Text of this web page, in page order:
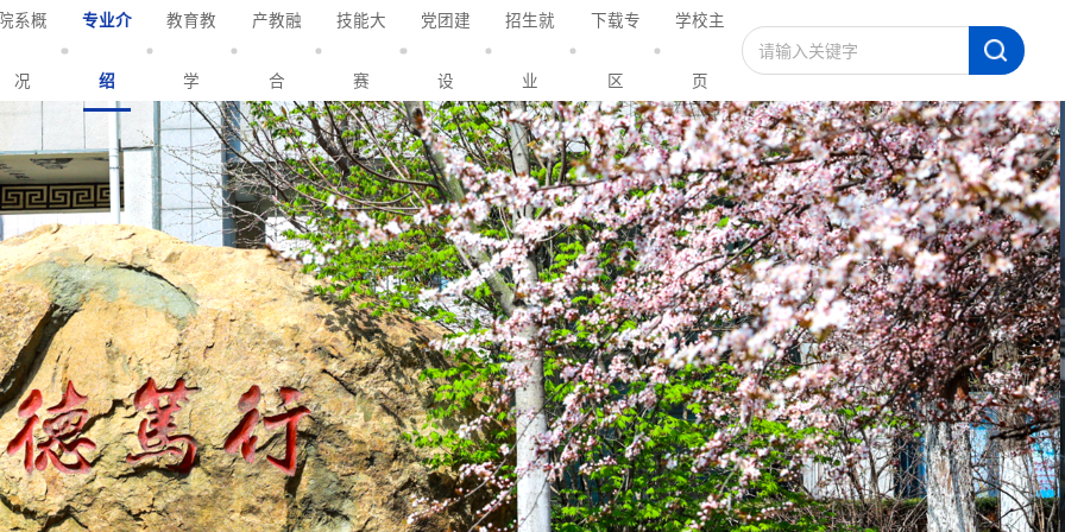
系概
况
专业介
绍
教育教
学
产教融
合
技能大
赛
党团建
设
招生就
业
下载专
区
学校主
页